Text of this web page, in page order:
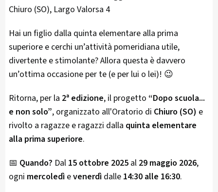
Chiuro (SO), Largo Valorsa 4
Hai un figlio dalla quinta elementare alla prima
superiore e cerchi un’attività pomeridiana utile,
divertente e stimolante? Allora questa è davvero
un’ottima occasione per te (e per lui o lei)! 😉
Ritorna, per la 2ª edizione, il progetto “Dopo scuola...
e non solo”, organizzato all'Oratorio di Chiuro (SO) e
rivolto a ragazze e ragazzi dalla quinta elementare
alla prima superiore.
📅 Quando? Dal 15 ottobre 2025al 29 maggio 2026,
ogni mercoledìevenerdìdalle 14:30 alle 16:30.